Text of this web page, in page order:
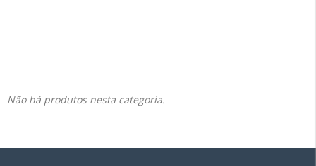
Não há produtos nesta categoria.